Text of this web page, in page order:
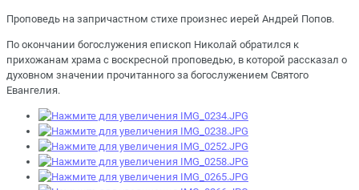
Проповедь на запричастном стихе произнес иерей Андрей Попов.
По окончании богослужения епископ Николай обратился к
прихожанам храма с воскресной проповедью, в которой рассказал о
духовном значении прочитанного за богослужением Святого
Евангелия.